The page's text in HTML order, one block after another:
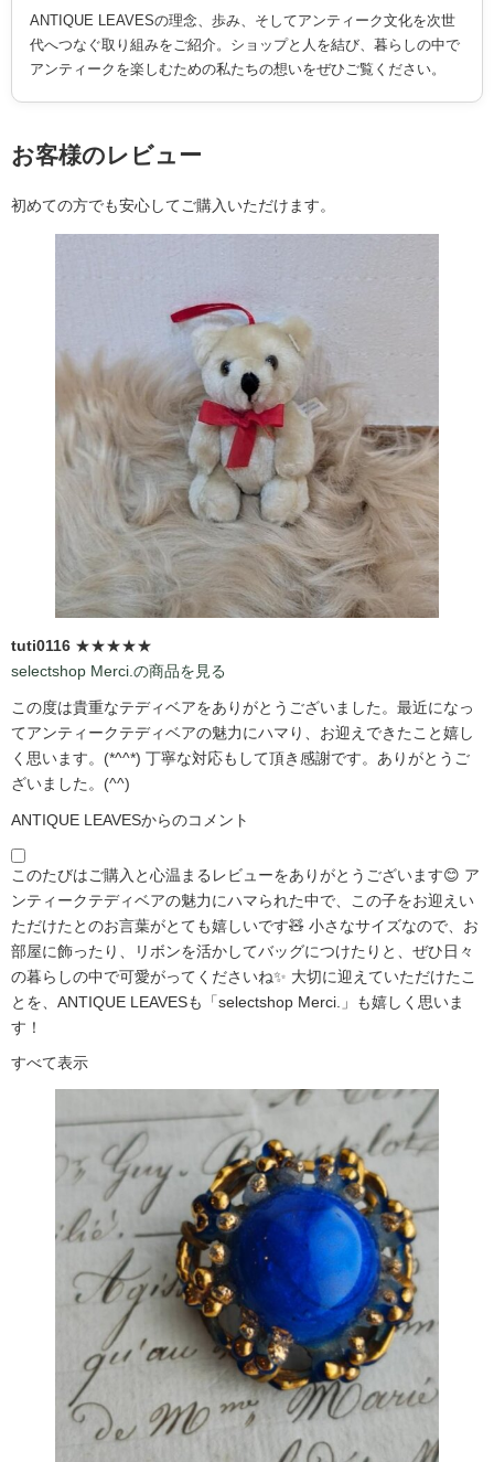
ANTIQUE LEAVESの理念、歩み、そしてアンティーク文化を次世
代へつなぐ取り組みをご紹介。ショップと人を結び、暮らしの中で
アンティークを楽しむための私たちの想いをぜひご覧ください。
お客様のレビュー
初めての方でも安心してご購入いただけます。
tuti0116 ★★★★★
selectshop Merci.の商品を見る
この度は貴重なテディベアをありがとうございました。最近になっ
てアンティークテディベアの魅力にハマり、お迎えできたこと嬉し
く思います。(*^^*) 丁寧な対応もして頂き感謝です。ありがとうご
ざいました。(^^)
ANTIQUE LEAVESからのコメント
このたびはご購入と心温まるレビューをありがとうございます😊 ア
ンティークテディベアの魅力にハマられた中で、この子をお迎えい
ただけたとのお言葉がとても嬉しいです🧸 小さなサイズなので、お
部屋に飾ったり、リボンを活かしてバッグにつけたりと、ぜひ日々
の暮らしの中で可愛がってくださいね✨ 大切に迎えていただけたこ
とを、ANTIQUE LEAVESも「selectshop Merci.」も嬉しく思いま
す！
すべて表示